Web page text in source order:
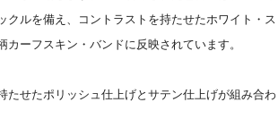
クルを備え、コントラストを持たせたホワイト・ス
ーフスキン・バンドに反映されています。
たせたポリッシュ仕上げとサテン仕上げが組み合わ